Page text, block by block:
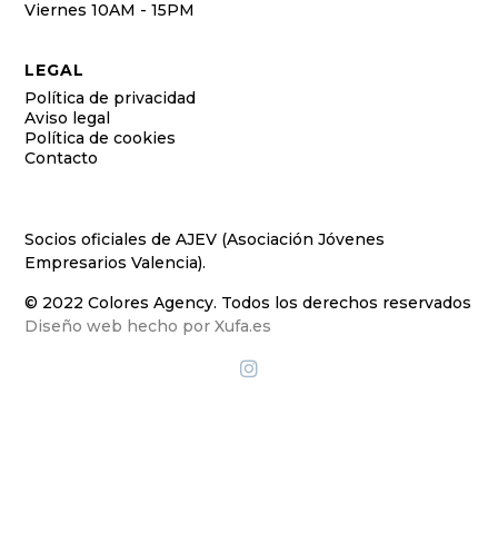
Viernes 10AM - 15PM
LEGAL
Política de privacidad
Aviso legal
Política de cookies
Contacto
Socios oficiales de AJEV (Asociación Jóvenes
Empresarios Valencia).
© 2022 Colores Agency. Todos los derechos reservados
Diseño web hecho por Xufa.es